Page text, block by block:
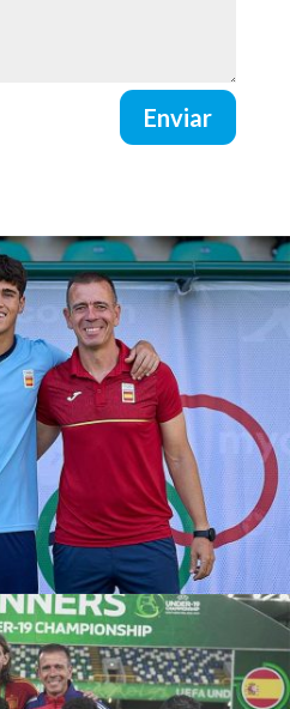
Enviar